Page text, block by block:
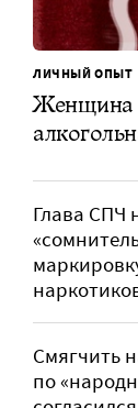
ЛИЧНЫЙ ОПЫТ
Женщина
Глава СПЧ
Смягчить
по